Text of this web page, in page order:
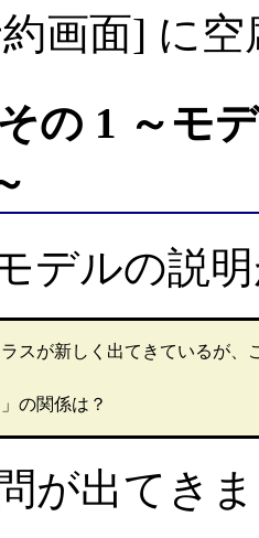
画面] に
の 1 ～モ
デルの説
スが新しく出てきているが、
の関係は？
が出てき